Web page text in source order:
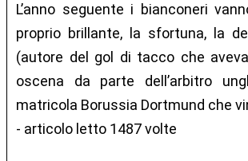
L’anno seguente i bianconeri
proprio brillante, la sfortuna, la
(autore del gol di tacco che
oscena da parte dell’arbitro
matricola Borussia Dortmund che
- articolo letto 1487 volte